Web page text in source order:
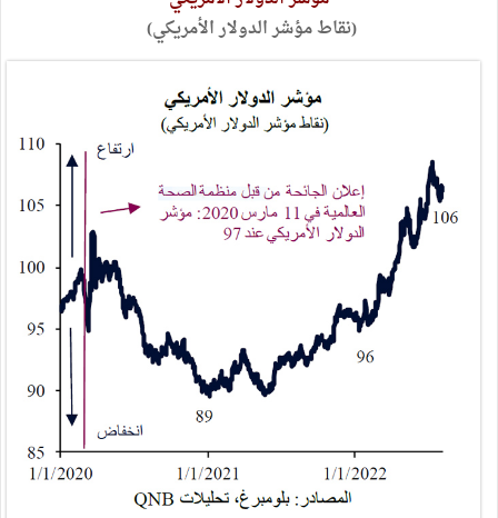
(نقاط مؤشر الدولار الأمريكي)